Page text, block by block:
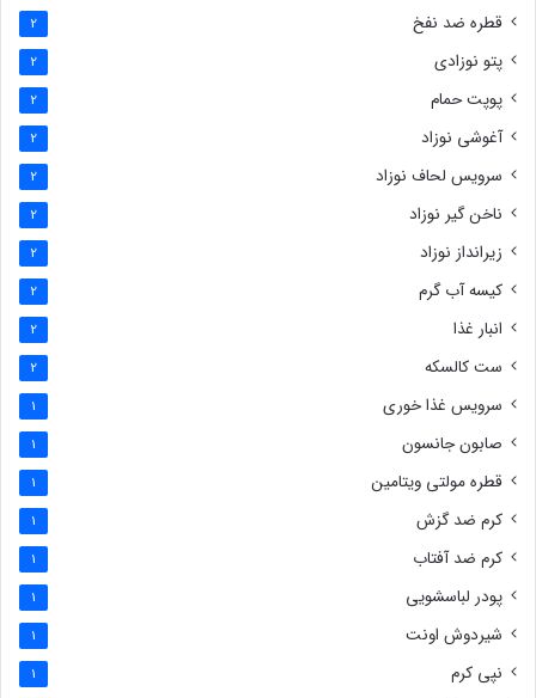
قطره ضد نفخ 2
پتو نوزادی 2
پوپت حمام 2
آغوشی نوزاد 2
سرویس لحاف نوزاد 2
ناخن گیر نوزاد 2
زیرانداز نوزاد 2
کیسه آب گرم 2
انبار غذا 2
ست کالسکه 2
سرویس غذا خوری 1
صابون جانسون 1
قطره مولتی ویتامین 1
کرم ضد گزش 1
کرم ضد آفتاب 1
پودر لباسشویی 1
شیردوش اونت 1
نپی کرم 1